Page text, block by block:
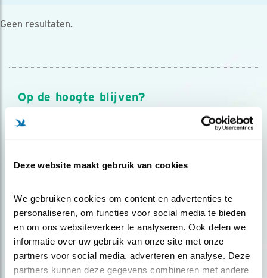
Deze website maakt gebruik van cookies
We gebruiken cookies om content en advertenties te
personaliseren, om functies voor social media te bieden
en om ons websiteverkeer te analyseren. Ook delen we
informatie over uw gebruik van onze site met onze
partners voor social media, adverteren en analyse. Deze
partners kunnen deze gegevens combineren met andere
Geen resultaten.
Op de hoogte blijven?
Meld je aan en ontvang nieuws, inspiratie, acties en tips
over vogels en activiteiten van Vogelbescherming.